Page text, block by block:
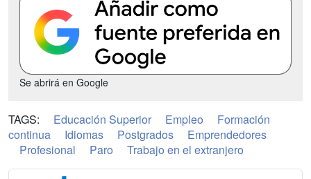
Se abrirá en Google
TAGS: Educación Superior Empleo
Formación
continua
Idiomas Postgrados
Emprendedores
Profesional
Paro Trabajo en el extranjero